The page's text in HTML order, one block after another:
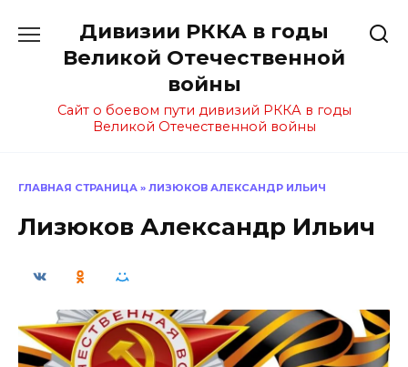
содержанию
Дивизии РККА в годы
Великой Отечественной
войны
Сайт о боевом пути дивизий РККА в годы
Великой Отечественной войны
ГЛАВНАЯ СТРАНИЦА » ЛИЗЮКОВ АЛЕКСАНДР ИЛЬИЧ
Лизюков Александр Ильич